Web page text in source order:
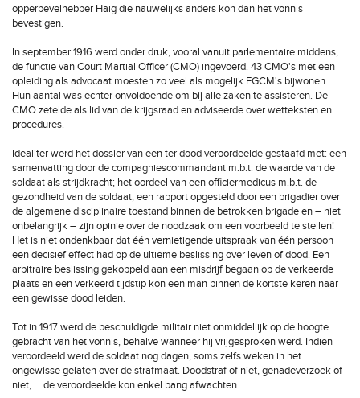
opperbevelhebber Haig die nauwelijks anders kon dan het vonnis
bevestigen.
In september 1916 werd onder druk, vooral vanuit parlementaire middens,
de functie van Court Martial Officer (CMO) ingevoerd. 43 CMO's met een
opleiding als advocaat moesten zo veel als mogelijk FGCM's bijwonen.
Hun aantal was echter onvoldoende om bij alle zaken te assisteren. De
CMO zetelde als lid van de krijgsraad en adviseerde over wetteksten en
procedures.
Idealiter werd het dossier van een ter dood veroordeelde gestaafd met: een
samenvatting door de compagniescommandant m.b.t. de waarde van de
soldaat als strijdkracht; het oordeel van een officiermedicus m.b.t. de
gezondheid van de soldaat; een rapport opgesteld door een brigadier over
de algemene disciplinaire toestand binnen de betrokken brigade en – niet
onbelangrijk – zijn opinie over de noodzaak om een voorbeeld te stellen!
Het is niet ondenkbaar dat één vernietigende uitspraak van één persoon
een decisief effect had op de ultieme beslissing over leven of dood. Een
arbitraire beslissing gekoppeld aan een misdrijf begaan op de verkeerde
plaats en een verkeerd tijdstip kon een man binnen de kortste keren naar
een gewisse dood leiden.
Tot in 1917 werd de beschuldigde militair niet onmiddellijk op de hoogte
gebracht van het vonnis, behalve wanneer hij vrijgesproken werd. Indien
veroordeeld werd de soldaat nog dagen, soms zelfs weken in het
ongewisse gelaten over de strafmaat. Doodstraf of niet, genadeverzoek of
niet, ... de veroordeelde kon enkel bang afwachten.